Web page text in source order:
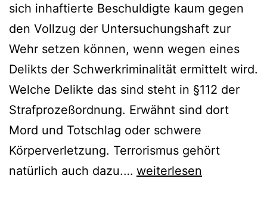
sich inhaftierte Beschuldigte kaum gegen
den Vollzug der Untersuchungshaft zur
Wehr setzen können, wenn wegen eines
Delikts der Schwerkriminalität ermittelt wird.
Welche Delikte das sind steht in §112 der
Strafprozeßordnung. Erwähnt sind dort
Mord und Totschlag oder schwere
Körperverletzung. Terrorismus gehört
natürlich auch dazu.… weiterlesen